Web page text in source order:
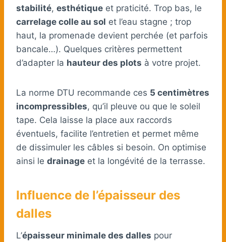
stabilité, esthétique et praticité. Trop bas, le
carrelage colle au sol et l’eau stagne ; trop
haut, la promenade devient perchée (et parfois
bancale…). Quelques critères permettent
d’adapter la hauteur des plots à votre projet.
La norme DTU recommande ces 5 centimètres
incompressibles, qu’il pleuve ou que le soleil
tape. Cela laisse la place aux raccords
éventuels, facilite l’entretien et permet même
de dissimuler les câbles si besoin. On optimise
ainsi le drainage et la longévité de la terrasse.
Influence de l’épaisseur des
dalles
L’épaisseur minimale des dalles pour